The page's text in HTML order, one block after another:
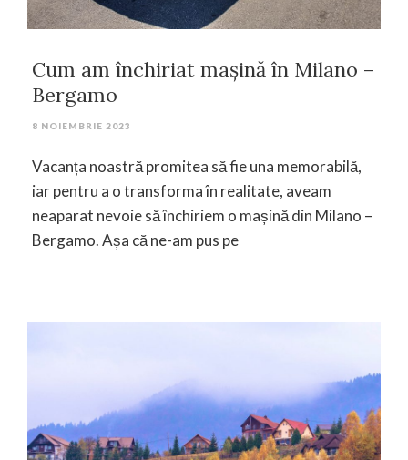
Cum am închiriat mașină în Milano –
Bergamo
8 NOIEMBRIE 2023
Vacanța noastră promitea să fie una memorabilă,
iar pentru a o transforma în realitate, aveam
neaparat nevoie să închiriem o mașină din Milano –
Bergamo. Așa că ne-am pus pe